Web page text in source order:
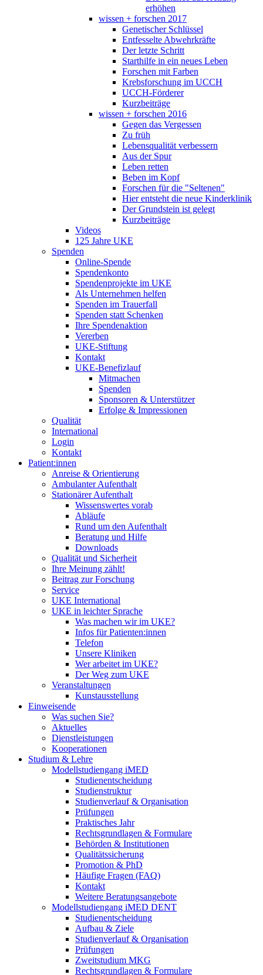
erhöhen
wissen + forschen 2017
Genetischer Schlüssel
Entfesselte Abwehrkräfte
Der letzte Schritt
Starthilfe in ein neues Leben
Forschen mit Farben
Krebsforschung im UCCH
UCCH-Förderer
Kurzbeiträge
wissen + forschen 2016
Gegen das Vergessen
Zu früh
Lebensqualität verbessern
Aus der Spur
Leben retten
Beben im Kopf
Forschen für die "Seltenen"
Hier entsteht die neue Kinderklinik
Der Grundstein ist gelegt
Kurzbeiträge
Videos
125 Jahre UKE
Spenden
Online-Spende
Spendenkonto
Spendenprojekte im UKE
Als Unternehmen helfen
Spenden im Trauerfall
Spenden statt Schenken
Ihre Spendenaktion
Vererben
UKE-Stiftung
Kontakt
UKE-Benefizlauf
Mitmachen
Spenden
Sponsoren & Unterstützer
Erfolge & Impressionen
Qualität
International
Login
Kontakt
Patient:innen
Anreise & Orientierung
Ambulanter Aufenthalt
Stationärer Aufenthalt
Wissenswertes vorab
Abläufe
Rund um den Aufenthalt
Beratung und Hilfe
Downloads
Qualität und Sicherheit
Ihre Meinung zählt!
Beitrag zur Forschung
Service
UKE International
UKE in leichter Sprache
Was machen wir im UKE?
Infos für Patienten:innen
Telefon
Unsere Kliniken
Wer arbeitet im UKE?
Der Weg zum UKE
Veranstaltungen
Kunstausstellung
Einweisende
Was suchen Sie?
Aktuelles
Dienstleistungen
Kooperationen
Studium & Lehre
Modellstudiengang iMED
Studienentscheidung
Studienstruktur
Studienverlauf & Organisation
Prüfungen
Praktisches Jahr
Rechtsgrundlagen & Formulare
Behörden & Institutionen
Qualitätssicherung
Promotion & PhD
Häufige Fragen (FAQ)
Kontakt
Weitere Beratungsangebote
Modellstudiengang iMED DENT
Studienentscheidung
Aufbau & Ziele
Studienverlauf & Organisation
Prüfungen
Zweitstudium MKG
Rechtsgrundlagen & Formulare